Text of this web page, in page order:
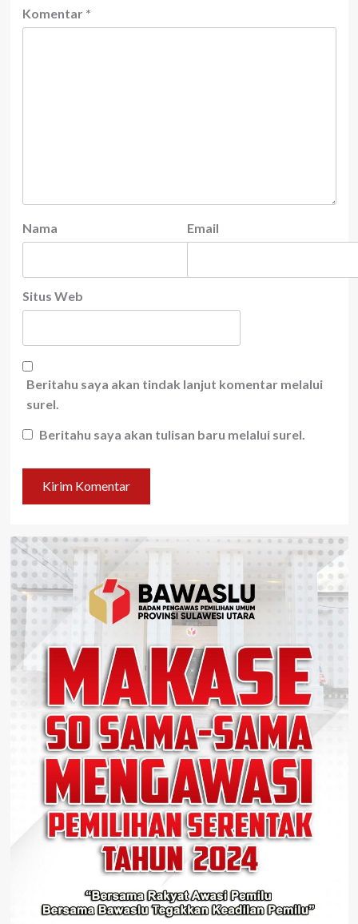
Komentar *
Nama Email
Situs Web
Beritahu saya akan tindak lanjut komentar melalui
surel.
Beritahu saya akan tulisan baru melalui surel.